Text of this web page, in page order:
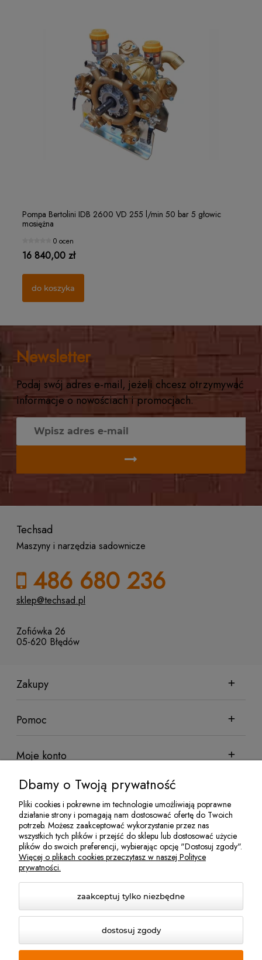
Pompa Bertolini IDB 2600 VD 255 l/min 50 bar 5 głowic
mosiężna
0 ocen
16 840,00 zł
do koszyka
Filterek rozpylacza "czapeczka" Ø15 MESH 32
1 ocena
1,25 zł
do koszyka
Newsletter
Podaj swój adres e-mail, jeżeli chcesz otrzymywać
informacje o nowościach i promocjach.
Techsad
Maszyny i narzędzia sadownicze
486 680 236
sklep@techsad.pl
Zofiówka 26
05-620 Błędów
Zakupy
Pomoc
Moje konto
Informacje
Sklep sadowniczy Techsad | Zofiówka 26, 05-620 Błędów | NIP:
7972081952 | REGON: 524100078 | Email:jakubisiak@techsad.pl
Dbamy o Twoją prywatność
Pliki cookies i pokrewne im technologie umożliwiają poprawne
działanie strony i pomagają nam dostosować ofertę do Twoich
potrzeb. Możesz zaakceptować wykorzystanie przez nas
wszystkich tych plików i przejść do sklepu lub dostosować użycie
plików do swoich preferencji, wybierając opcję "Dostosuj zgody".
Więcej o plikach cookies przeczytasz w naszej Polityce
prywatności.
zaakceptuj tylko niezbędne
dostosuj zgody